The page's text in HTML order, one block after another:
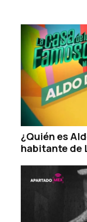
¿Quién es
habitante de